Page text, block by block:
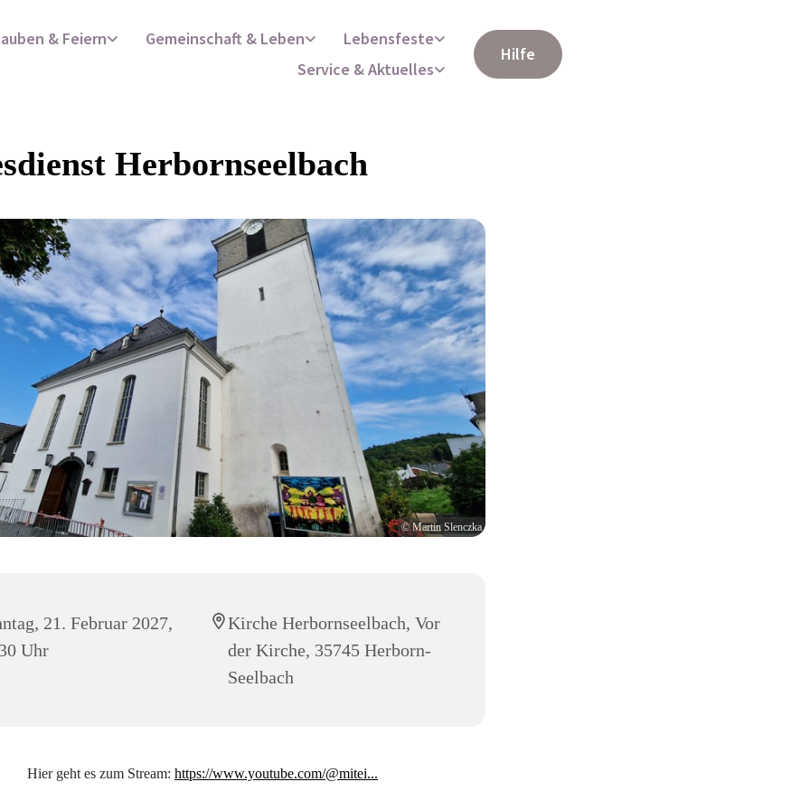
& Feiern Gemeinschaft & Leben
Lebensfeste
Service & Aktuelles
Hilfe
Herbornseelbach
© Martin Slenczka
21. Februar 2027,
Uhr
Kirche Herbornseelbach, Vor
der Kirche, 35745 Herborn-
Seelbach
Hier geht es zum Stream: https://www.youtube.com/@mitei...